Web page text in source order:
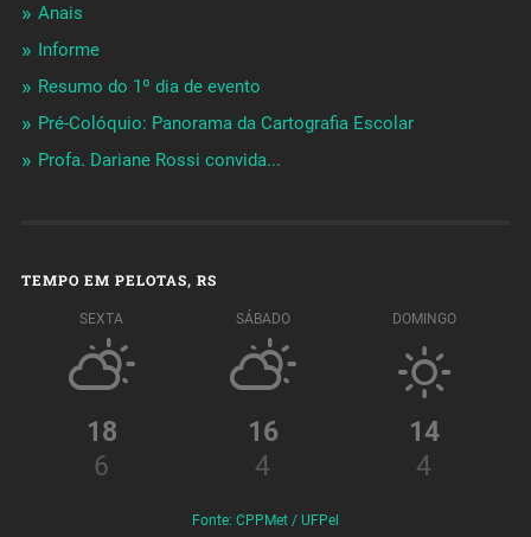
Anais
Informe
Resumo do 1º dia de evento
Pré-Colóquio: Panorama da Cartografia Escolar
Profa. Dariane Rossi convida...
TEMPO EM PELOTAS, RS
SEXTA
18
6
SÁBADO
16
4
DOMINGO
14
4
Fonte: CPPMet / UFPel